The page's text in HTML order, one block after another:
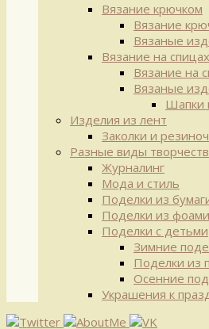
Вязание крючком
Вязание
Вязаные
Вязание на спицах
Вязание на
Вязаные
Шапки
Изделия из лент
Заколки и
Разные виды
Журналинг
Мода и стиль
Поделки из
Поделки из
Поделки с детьми
Зимние
Поделки из
Осенние
Украшения к